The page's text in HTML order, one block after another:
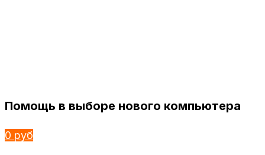
Помощь в выборе нового компьютера
0 руб